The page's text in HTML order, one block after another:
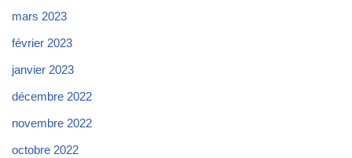
mars 2023
février 2023
janvier 2023
décembre 2022
novembre 2022
octobre 2022